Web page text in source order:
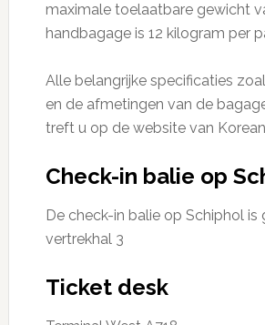
maximale toelaatbare gewicht
handbagage is 12 kilogram per
Alle belangrijke specificaties
en de afmetingen van de
treft u op de website van Korean
Check-in balie op
De check-in balie op Schiphol is
vertrekhal 3
Ticket desk